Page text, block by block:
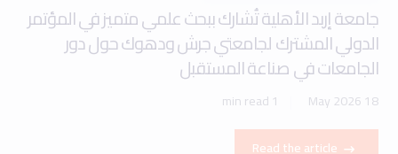
جامعة إربد الأهلية تُشارك ببحث علمي متميز في المؤتمر
الدولي المشترك لجامعتي جرش ودهوك حول دور
الجامعات في صناعة المستقبل
18 May 2026
1 min read
Read the article